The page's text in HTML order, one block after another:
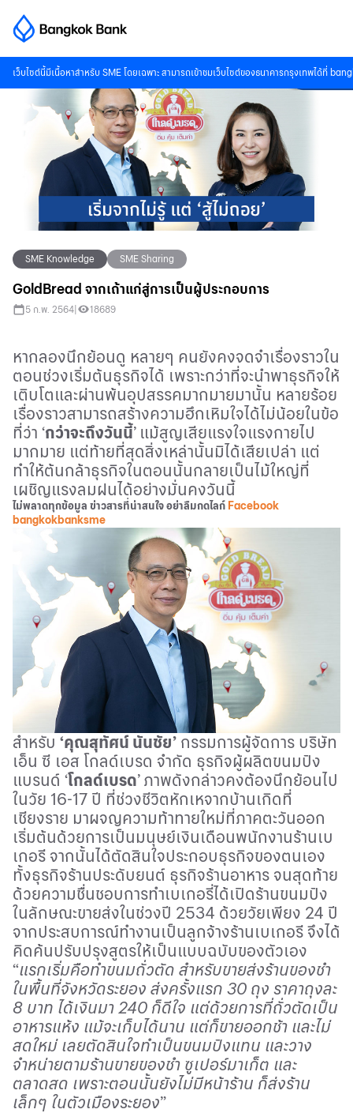
เว็บไซต์นี้มีเนื้อหาสำหรับ SME โดยเฉพาะ สามารถเข้าชมเว็บไซต์ของธนาคารกรุงเทพได้ที่
SME Knowledge SME Sharing
GoldBread จากเถ้าแก่สู่การเป็นผู้ประกอบการ
5 ก.พ. 2564 18689
หากลองนึกย้อนดู หลายๆ คนยังคงจดจำเรื่องราวใน
ตอนช่วงเริ่มต้นธุรกิจได้ เพราะกว่าที่จะนำพาธุรกิจให้
เติบโตและผ่านพ้นอุปสรรคมากมายมานั้น หลายร้อย
เรื่องราวสามารถสร้างความฮึกเหิมใจได้ไม่น้อยในข้อ
ที่ว่า ‘กว่าจะถึงวันนี้’แม้สูญเสียแรงใจแรงกายไป
มากมาย แต่ท้ายที่สุดสิ่งเหล่านั้นมิได้เสียเปล่า แต่
ทำให้ต้นกล้าธุรกิจในตอนนั้นกลายเป็นไม้ใหญ่ที่
เผชิญแรงลมฝนได้อย่างมั่นคงวันนี้
ไม่พลาดทุกข้อมูล ข่าวสารที่น่าสนใจ อย่าลืมกดไลก์ Facebook
bangkokbanksme
สำหรับ ‘คุณสุทัศน์ นันชัย’ กรรมการผู้จัดการ บริษัท
เอ็น ซี เอส โกลด์เบรด จำกัด ธุรกิจผู้ผลิตขนมปัง
แบรนด์ ‘โกลด์เบรด’ ภาพดังกล่าวคงต้องนึกย้อนไป
ในวัย 16-17 ปี ที่ช่วงชีวิตหักเหจากบ้านเกิดที่
เชียงราย มาผจญความท้าทายใหม่ที่ภาคตะวันออก
เริ่มต้นด้วยการเป็นมนุษย์เงินเดือนพนักงานร้านเบ
เกอรี จากนั้นได้ตัดสินใจประกอบธุรกิจของตนเอง
ทั้งธุรกิจร้านประดับยนต์ ธุรกิจร้านอาหาร จนสุดท้าย
ด้วยความชื่นชอบการทำเบเกอรี่ได้เปิดร้านขนมปัง
ในลักษณะขายส่งในช่วงปี 2534 ด้วยวัยเพียง 24 ปี
จากประสบการณ์ทำงานเป็นลูกจ้างร้านเบเกอรี จึงได้
คิดค้นปรับปรุงสูตรให้เป็นแบบฉบับของตัวเอง
“แรกเริ่มคือทำขนมถั่วตัด สำหรับขายส่งร้านของชำ
ในพื้นที่จังหวัดระยอง ส่งครั้งแรก 30 ถุง ราคาถุงละ
8 บาท ได้เงินมา 240 ก็ดีใจ แต่ด้วยการที่ถั่วตัดเป็น
อาหารแห้ง แม้จะเก็บได้นาน แต่ก็ขายออกช้า และไม่
สดใหม่ เลยตัดสินใจทำเป็นขนมปังแทน และวาง
จำหน่ายตามร้านขายของชำ ซูเปอร์มาเก็ต และ
ตลาดสด เพราะตอนนั้นยังไม่มีหน้าร้าน ก็ส่งร้าน
เล็กๆ ในตัวเมืองระยอง”